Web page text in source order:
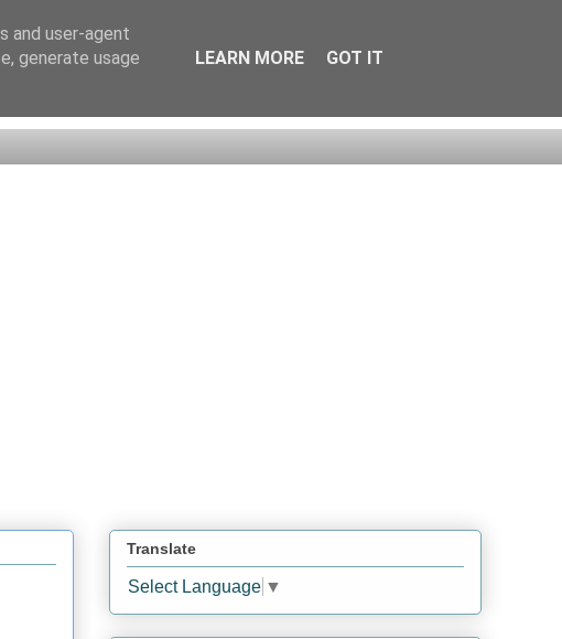
Translate
Select Language ▼
and user-agent
generate usage
LEARN MORE GOT IT